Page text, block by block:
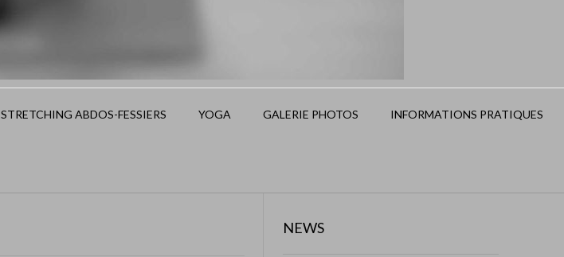
STRETCHING ABDOS-FESSIERS YOGA GALERIE PHOTOS INFORMATIONS PRATIQUES
NEWS